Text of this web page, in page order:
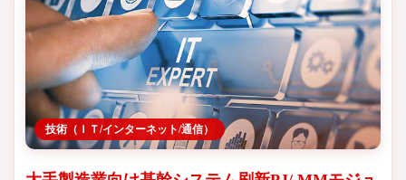
技術（ＩＴ/インターネット/通信）